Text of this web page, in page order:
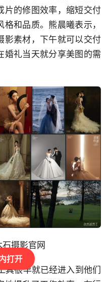
打开
片的修图效率，缩短交付
和品质。熊晨曦表示，
影素材，下午就可以交付
婚礼当天就分享美图的需
摄影官网
具很早就已经进入到他们